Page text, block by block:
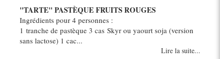
"TARTE" PASTÈQUE FRUITS ROUGES
Ingrédients pour 4 personnes :
1 tranche de pastèque 3 cas Skyr ou yaourt soja (version
sans lactose) 1 cac...
Lire la suite...